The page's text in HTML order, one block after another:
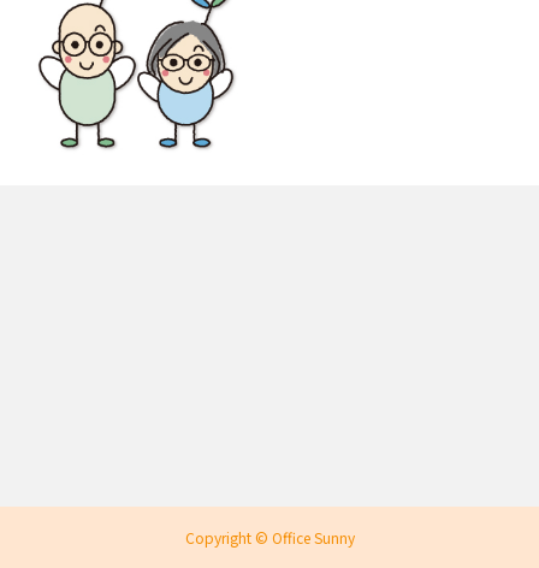
Copyright © Office Sunny